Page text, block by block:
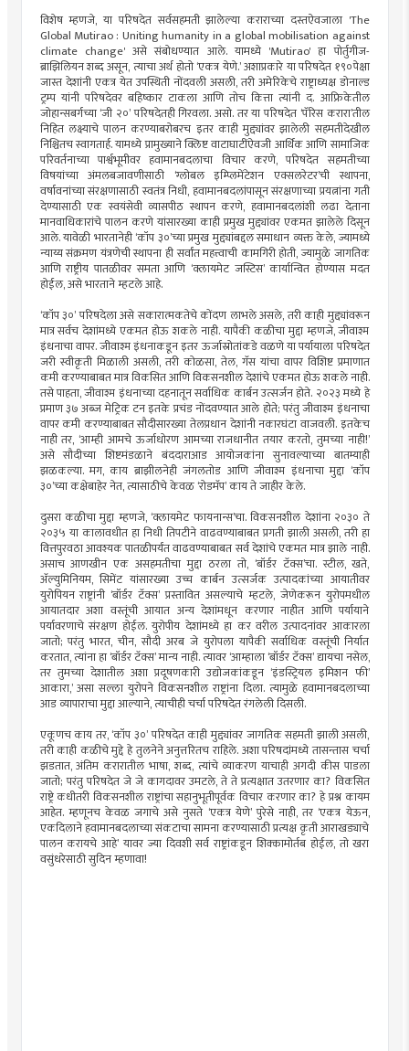
विशेष म्हणजे, या परिषदेत सर्वसहमती झालेल्या कराराच्या दस्तऐवजाला 'The
Global Mutirao: Uniting humanity in a global mobilisation against
climate change' असे संबोधण्यात आले. यामध्ये 'Mutirao'हा पोर्तुगीज-
ब्राझिलियन शब्द असून, त्याचा अर्थ होतो ‘एकत्र येणे.’ अशाप्रकारे या परिषदेत १९०पेक्षा
जास्त देशांनी एकत्र येत उपस्थिती नोंदवली असली, तरी अमेरिकेचे राष्ट्राध्यक्ष डोनाल्ड
ट्रम्प यांनी परिषदेवर बहिष्कार टाकला आणि तोच कित्ता त्यांनी द. आफ्रिकेतील
जोहान्सबर्गच्या ‘जी २०’ परिषदेतही गिरवला. असो. तर या परिषदेत ‘पॅरिस करारा’तील
निहित लक्ष्याचे पालन करण्याबरोबरच इतर काही मुद्द्यांवर झालेली सहमतीदेखील
निश्चितच स्वागतार्ह. यामध्ये प्रामुख्याने क्लिष्ट वाटाघाटींऐवजी आर्थिक आणि सामाजिक
परिवर्तनाच्या पार्श्वभूमीवर हवामानबदलाचा विचार करणे, परिषदेत सहमतीच्या
विषयांच्या अंमलबजावणीसाठी ‘ग्लोबल इम्प्लिमेंटेशन एक्सलरेटर’ची स्थापना,
वर्षावनांच्या संरक्षणासाठी स्वतंत्र निधी, हवामानबदलांपासून संरक्षणाच्या प्रयत्नांना गती
देण्यासाठी एक स्वयंसेवी व्यासपीठ स्थापन करणे, हवामानबदलांशी लढा देताना
मानवाधिकारांचे पालन करणे यांसारख्या काही प्रमुख मुद्द्यांवर एकमत झालेले दिसून
आले. यावेळी भारतानेही ‘कॉप ३०’च्या प्रमुख मुद्द्यांबद्दल समाधान व्यक्त केले, ज्यामध्ये
न्याय्य संक्रमण यंत्रणेची स्थापना ही सर्वांत महत्त्वाची कामगिरी होती, ज्यामुळे जागतिक
आणि राष्ट्रीय पातळीवर समता आणि ‘क्लायमेट जस्टिस’ कार्यान्वित होण्यास मदत
होईल, असे भारताने म्हटले आहे.
‘कॉप ३०’ परिषदेला असे सकारात्मकतेचे कोंदण लाभले असले, तरी काही मुद्द्यांवरून
मात्र सर्वच देशांमध्ये एकमत होऊ शकले नाही. यापैकी कळीचा मुद्दा म्हणजे, जीवाश्म
इंधनाचा वापर. जीवाश्म इंधनाकडून इतर ऊर्जास्रोतांकडे वळणे या पर्यायाला परिषदेत
जरी स्वीकृती मिळाली असली, तरी कोळसा, तेल, गॅस यांचा वापर विशिष्ट प्रमाणात
कमी करण्याबाबत मात्र विकसित आणि विकसनशील देशांचे एकमत होऊ शकले नाही.
तसे पाहता, जीवाश्म इंधनाच्या दहनातून सर्वाधिक कार्बन उत्सर्जन होते. २०२३ मध्ये हे
प्रमाण ३७ अब्ज मेट्रिक टन इतके प्रचंड नोंदवण्यात आले होते; परंतु जीवाश्म इंधनाचा
वापर कमी करण्याबाबत सौदीसारख्या तेलप्रधान देशांनी नकारघंटा वाजवली. इतकेच
नाही तर, ‘आम्ही आमचे ऊर्जाधोरण आमच्या राजधानीत तयार करतो, तुमच्या नाही!’
असे सौदीच्या शिष्टमंडळाने बंददाराआड आयोजकांना सुनावल्याच्या बातम्याही
झळकल्या. मग, काय ब्राझीलनेही जंगलतोड आणि जीवाश्म इंधनाचा मुद्दा ‘कॉप
३०’च्या कक्षेबाहेर नेत, त्यासाठीचे केवळ ‘रोडमॅप’ काय ते जाहीर केले.
दुसरा कळीचा मुद्दा म्हणजे, ‘क्लायमेट फायनान्स’चा. विकसनशील देशांना २०३० ते
२०३५ या कालावधीत हा निधी तिपटीने वाढवण्याबाबत प्रगती झाली असली, तरी हा
वित्तपुरवठा आवश्यक पातळीपर्यंत वाढवण्याबाबत सर्व देशांचे एकमत मात्र झाले नाही.
असाच आणखीन एक असहमतीचा मुद्दा ठरला तो, ‘बॉर्डर टॅक्स’चा. स्टील, खते,
अ‍ॅल्युमिनियम, सिमेंट यांसारख्या उच्च कार्बन उत्सर्जक उत्पादकांच्या आयातीवर
युरोपियन राष्ट्रांनी ‘बॉर्डर टॅक्स’ प्रस्तावित असल्याचे म्हटले, जेणेकरून युरोपमधील
आयातदार अशा वस्तूंची आयात अन्य देशांमधून करणार नाहीत आणि पर्यायाने
पर्यावरणाचे संरक्षण होईल. युरोपीय देशांमध्ये हा कर वरील उत्पादनांवर आकारला
जातो; परंतु भारत, चीन, सौदी अरब जे युरोपला यापैकी सर्वाधिक वस्तूंची निर्यात
करतात, त्यांना हा ‘बॉर्डर टॅक्स’ मान्य नाही. त्यावर ‘आम्हाला ‘बॉर्डर टॅक्स’ द्यायचा नसेल,
तर तुमच्या देशातील अशा प्रदूषणकारी उद्योजकांकडून ‘इंडस्ट्रियल इमिशन फी’
आकारा,’ असा सल्ला युरोपने विकसनशील राष्ट्रांना दिला. त्यामुळे हवामानबदलाच्या
आड व्यापाराचा मुद्दा आल्याने, त्याचीही चर्चा परिषदेत रंगलेली दिसली.
एकूणच काय तर, ‘कॉप ३०’ परिषदेत काही मुद्द्यांवर जागतिक सहमती झाली असली,
तरी काही कळीचे मुद्दे हे तुलनेने अनुत्तरितच राहिले. अशा परिषदांमध्ये तासन्तास चर्चा
झडतात, अंतिम करारातील भाषा, शब्द, त्यांचे व्याकरण याचाही अगदी कीस पाडला
जातो; परंतु परिषदेत जे जे कागदावर उमटले, ते ते प्रत्यक्षात उतरणार का? विकसित
राष्ट्रे कधीतरी विकसनशील राष्ट्रांचा सहानुभूतीपूर्वक विचार करणार का? हे प्रश्न कायम
आहेत. म्हणूनच केवळ जगाचे असे नुसते ‘एकत्र येणे’ पुरेसे नाही, तर ‘एकत्र येऊन,
एकदिलाने हवामानबदलाच्या संकटाचा सामना करण्यासाठी प्रत्यक्ष कृती आराखड्याचे
पालन करायचे आहे’ यावर ज्या दिवशी सर्व राष्ट्रांकडून शिक्कामोर्तब होईल, तो खरा
वसुंधरेसाठी सुदिन म्हणावा!